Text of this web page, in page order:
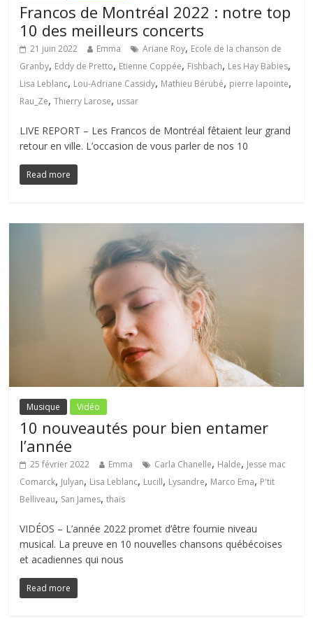
Francos de Montréal 2022 : notre top
10 des meilleurs concerts
21 juin 2022 Emma Ariane Roy, Ecole de la chanson de
Granby, Eddy de Pretto, Etienne Coppée, Fishbach, Les Hay Babies,
Lisa Leblanc, Lou-Adriane Cassidy, Mathieu Bérubé, pierre lapointe,
Rau_Ze,Thierry Larose, ussar
LIVE REPORT – Les Francos de Montréal fêtaient leur grand
retour en ville. L’occasion de vous parler de nos 10
Read more
Musique Vidéo
10 nouveautés pour bien entamer
l’année
25 février 2022 Emma Carla Chanelle, Halde, Jesse mac
Comarck, Julyan, Lisa Leblanc, Lucill, Lysandre, Marco Ema, P'tit
Belliveau, San James,thaïs
VIDÉOS – L’année 2022 promet d’être fournie niveau
musical. La preuve en 10 nouvelles chansons québécoises
et acadiennes qui nous
Read more